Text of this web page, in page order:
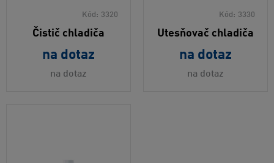
Kód: 3320
Čistič chladiča
na dotaz
na dotaz
Kód: 3330
Utesňovač chladiča
na dotaz
na dotaz